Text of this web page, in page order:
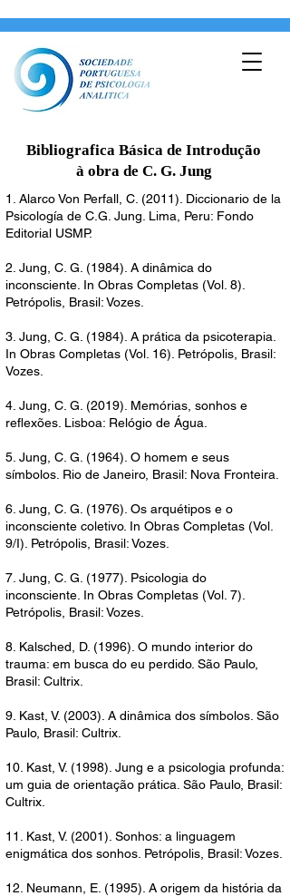
Bibliografica Básica de Introdução
àobra de C. G. Jung
1. Alarco Von Perfall, C. (2011). Diccionario de la
Psicología de C.G. Jung. Lima, Peru: Fondo
Editorial USMP.
2. Jung, C. G. (1984). A dinâmica do
inconsciente. In Obras Completas (Vol. 8).
Petrópolis, Brasil: Vozes.
3. Jung, C. G. (1984). A prática da psicoterapia.
In Obras Completas (Vol. 16). Petrópolis, Brasil:
Vozes.
4. Jung, C. G. (2019). Memórias, sonhos e
reflexões. Lisboa: Relógio de Água.
5. Jung, C. G. (1964). O homem e seus
símbolos. Rio de Janeiro, Brasil: Nova Fronteira.
6. Jung, C. G. (1976). Os arquétipos e o
inconsciente coletivo. In Obras Completas (Vol.
9/I). Petrópolis, Brasil: Vozes.
7. Jung, C. G. (1977). Psicologia do
inconsciente. In Obras Completas (Vol. 7).
Petrópolis, Brasil: Vozes.
8. Kalsched, D. (1996). O mundo interior do
trauma: em busca do eu perdido. São Paulo,
Brasil: Cultrix.
9. Kast, V. (2003). A dinâmica dos símbolos. São
Paulo, Brasil: Cultrix.
10. Kast, V. (1998). Jung e a psicologia profunda:
um guia de orientação prática. São Paulo, Brasil:
Cultrix.
11. Kast, V. (2001). Sonhos: a linguagem
enigmática dos sonhos. Petrópolis, Brasil: Vozes.
12. Neumann, E. (1995). A origem da história da